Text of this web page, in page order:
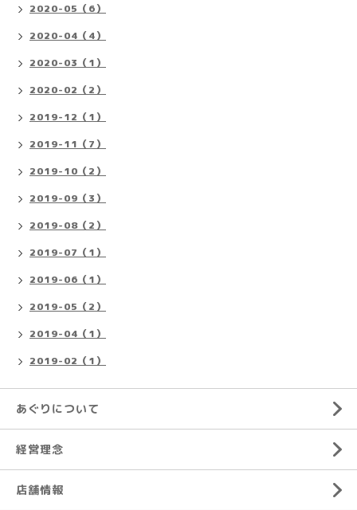
2020-05（6）
2020-04（4）
2020-03（1）
2020-02（2）
2019-12（1）
2019-11（7）
2019-10（2）
2019-09（3）
2019-08（2）
2019-07（1）
2019-06（1）
2019-05（2）
2019-04（1）
2019-02（1）
あぐりについて
経営理念
店舗情報